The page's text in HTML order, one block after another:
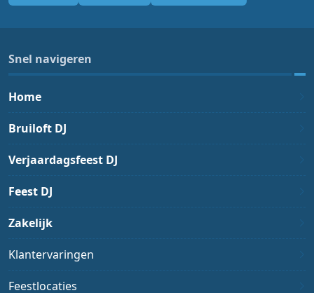
Snel navigeren
Home
Bruiloft DJ
Verjaardagsfeest DJ
Feest DJ
Zakelijk
Klantervaringen
Feestlocaties